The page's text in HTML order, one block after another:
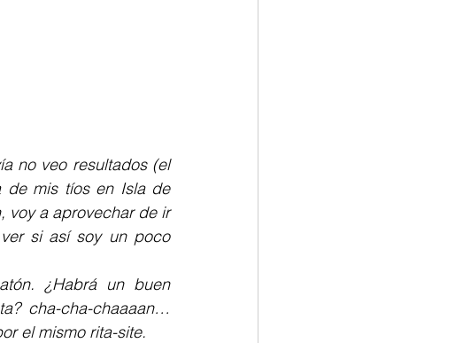
no veo resultados (el
de mis tíos en Isla de
voy a aprovechar de ir
si así soy un poco
¿Habrá un buen
cha-cha-chaaaan…
el mismo rita-site.